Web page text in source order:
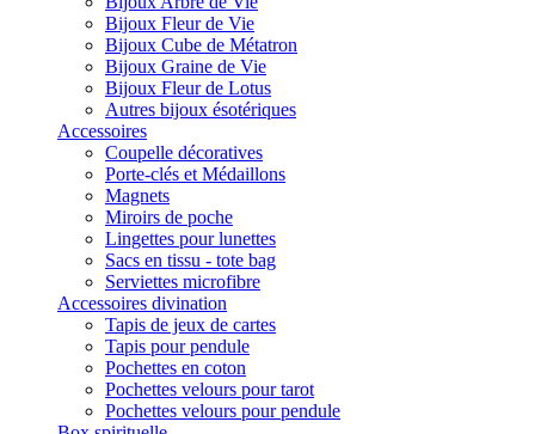
Bijoux Fleur de Vie
Bijoux Cube de Métatron
Bijoux Graine de Vie
Bijoux Fleur de Lotus
Autres bijoux ésotériques
Accessoires
Coupelle décoratives
Porte-clés et Médaillons
Magnets
Miroirs de poche
Lingettes pour lunettes
Sacs en tissu - tote bag
Serviettes microfibre
Accessoires divination
Tapis de jeux de cartes
Tapis pour pendule
Pochettes en coton
Pochettes velours pour tarot
Pochettes velours pour pendule